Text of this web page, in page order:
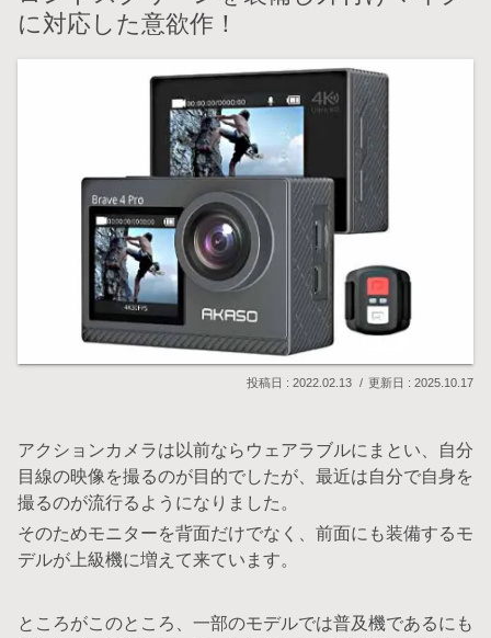
に対応した意欲作！
2022.02.13 2025.10.17
アクションカメラは以前ならウェアラブルにまとい、自分
目線の映像を撮るのが目的でしたが、最近は自分で自身を
撮るのが流行るようになりました。
そのためモニターを背面だけでなく、前面にも装備するモ
デルが上級機に増えて来ています。
ところがこのところ、一部のモデルでは普及機であるにも